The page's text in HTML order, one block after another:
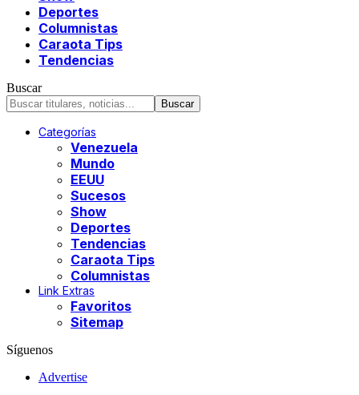
Deportes
Columnistas
Caraota Tips
Tendencias
Buscar
Categorías
Venezuela
Mundo
EEUU
Sucesos
Show
Deportes
Tendencias
Caraota Tips
Columnistas
Link Extras
Favoritos
Sitemap
Síguenos
Advertise